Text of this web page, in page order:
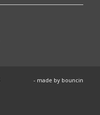
- made by bouncin